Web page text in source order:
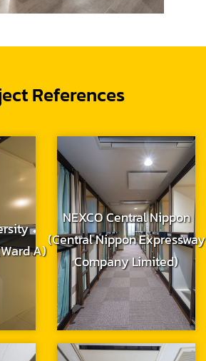
References
A)
NEXCO Central Nippon
(Central Nippon Expressway
Company Limited)